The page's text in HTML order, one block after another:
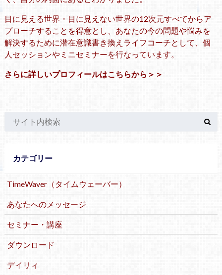
目に見える世界・目に見えない世界の12次元すべてからア
プローチすることを得意とし、あなたの今の問題や悩みを
解決するために潜在意識書き換えライフコーチとして、個
人セッションやミニセミナーを行なっています。
さらに詳しいプロフィールはこちらから＞＞
カテゴリー
TimeWaver（タイムウェーバー）
あなたへのメッセージ
セミナー・講座
ダウンロード
デイリィ